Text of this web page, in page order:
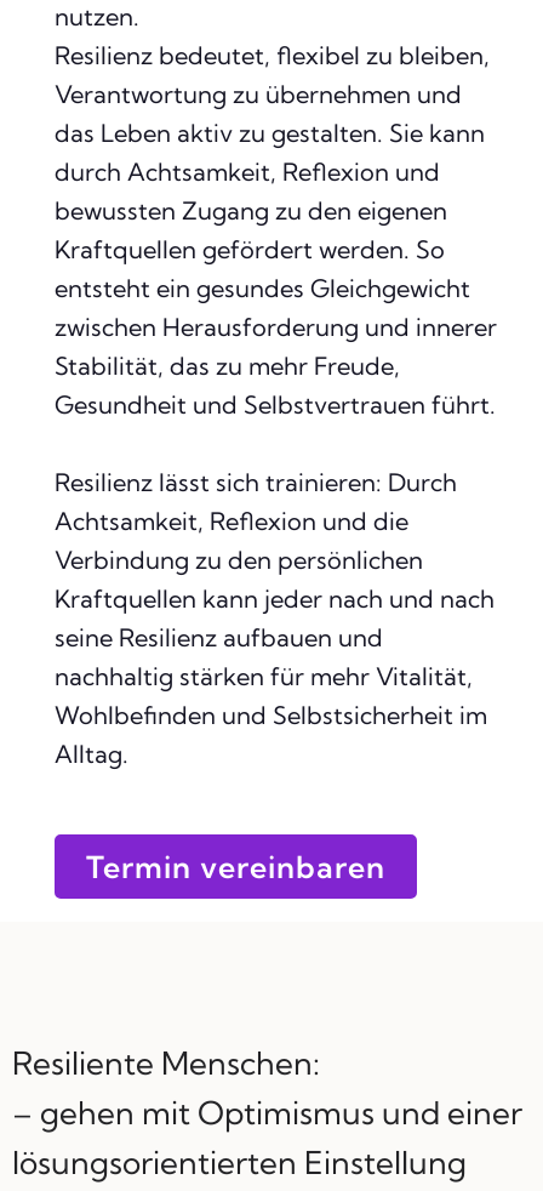
nutzen.
Resilienz bedeutet, flexibel zu bleiben,
Verantwortung zu übernehmen und
das Leben aktiv zu gestalten. Sie kann
durch Achtsamkeit, Reflexion und
bewussten Zugang zu den eigenen
Kraftquellen gefördert werden. So
entsteht ein gesundes Gleichgewicht
zwischen Herausforderung und innerer
Stabilität, das zu mehr Freude,
Gesundheit und Selbstvertrauen führt.
Resilienz lässt sich trainieren: Durch
Achtsamkeit, Reflexion und die
Verbindung zu den persönlichen
Kraftquellen kann jeder nach und nach
seine Resilienz aufbauen und
nachhaltig stärken für mehr Vitalität,
Wohlbefinden und Selbstsicherheit im
Alltag.
Termin vereinbaren
Resiliente Menschen:
– gehen mit Optimismus und einer
lösungsorientierten Einstellung